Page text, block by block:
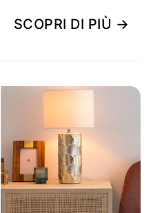
SCOPRI DI PIÙ →